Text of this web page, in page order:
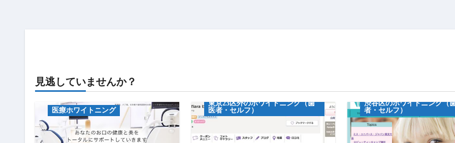
見逃していませんか？
キャンペーン情報
中央区のホワイトニング（歯医
医療ホワイトニング
東京23区外のホワイトニング（歯
医者・セルフ）
渋谷区のホワイトニング（
者・セルフ）